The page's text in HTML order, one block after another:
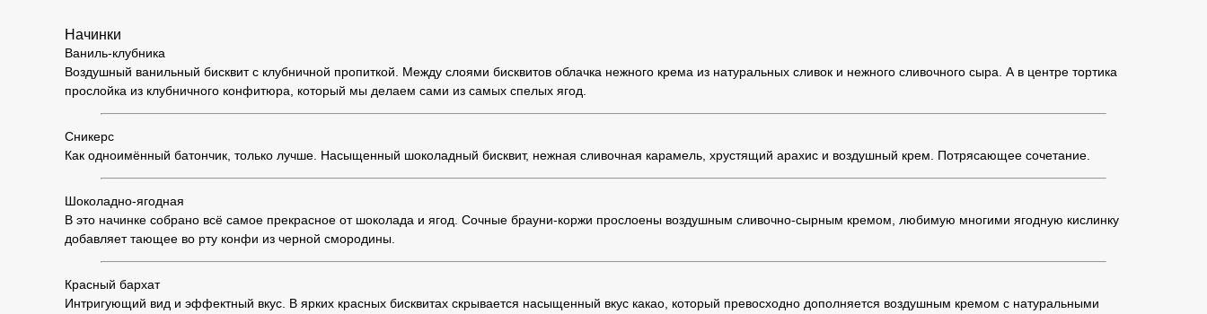
Начинки
Ваниль-клубника
Воздушный ванильный бисквит с клубничной пропиткой. Между слоями бисквитов облачка нежного крема из натуральных сливок и нежного сливочного сыра. А в центре тортика
прослойка из клубничного конфитюра, который мы делаем сами из самых спелых ягод.
Сникерс
Как одноимённый батончик, только лучше. Насыщенный шоколадный бисквит, нежная сливочная карамель, хрустящий арахис и воздушный крем. Потрясающее сочетание.
Шоколадно-ягодная
В это начинке собрано всё самое прекрасное от шоколада и ягод. Сочные брауни-коржи прослоены воздушным сливочно-сырным кремом, любимую многими ягодную кислинку
добавляет тающее во рту конфи из черной смородины.
Красный бархат
Интригующий вид и эффектный вкус. В ярких красных бисквитах скрывается насыщенный вкус какао, который превосходно дополняется воздушным кремом с натуральными